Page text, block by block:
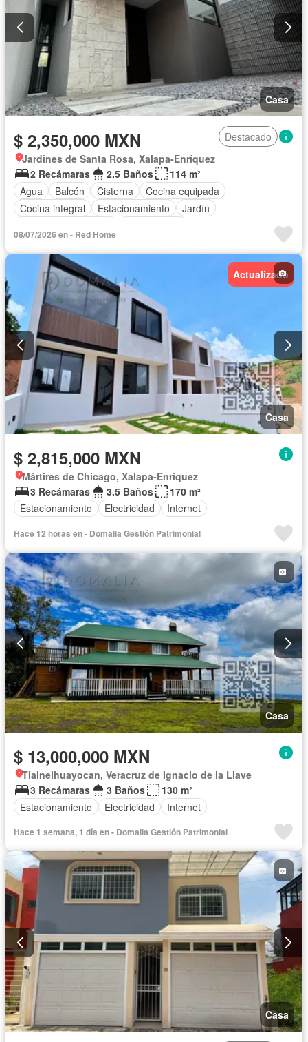
Casa
$ 2,350,000 MXN
Destacado
Jardines de Santa Rosa, Xalapa-Enríquez
2 Recámaras
2.5 Baños
114 m²
Agua
Balcón Cisterna
Cocina equipada
Cocina integral
Estacionamiento
Jardín
08/07/2026 en - Red Home
Actualizado
Casa
$ 2,815,000 MXN
Mártires de Chicago, Xalapa-Enríquez
3 Recámaras
3.5 Baños
170 m²
Estacionamiento
Electricidad Internet
Hace 12 horas en - Domalia Gestión Patrimonial
Casa
$ 13,000,000 MXN
Tlalnelhuayocan, Veracruz de Ignacio de la Llave
3 Recámaras
3 Baños
130 m²
Estacionamiento
Electricidad Internet
Hace 1 semana, 1 día en - Domalia Gestión Patrimonial
Casa